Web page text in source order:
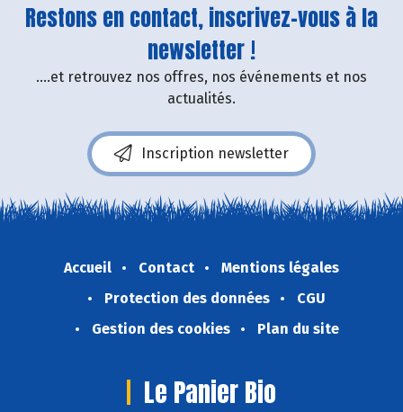
Restons en contact, inscrivez-vous à la
newsletter !
....et retrouvez nos offres, nos événements et nos
actualités.
Inscription newsletter
Accueil Contact
Mentions légales
Protection des données
CGU
Gestion des cookies
Plan du site
Le Panier Bio